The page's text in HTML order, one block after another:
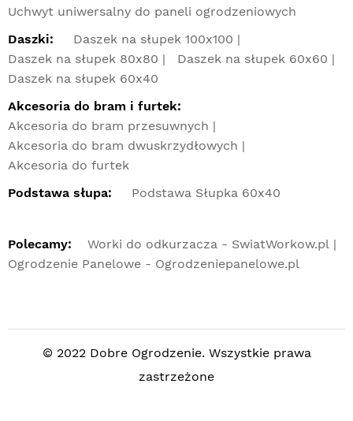
Uchwyt uniwersalny do paneli ogrodzeniowych
Daszki:
Daszek na słupek 100x100
Daszek na słupek 80x80
Daszek na słupek 60x60
Daszek na słupek 60x40
Akcesoria do bram i furtek:
Akcesoria do bram przesuwnych
Akcesoria do bram dwuskrzydłowych
Akcesoria do furtek
Podstawa słupa:
Podstawa Słupka 60x40
Polecamy:
Worki do odkurzacza - SwiatWorkow.pl
Ogrodzenie Panelowe - Ogrodzeniepanelowe.pl
© 2022 Dobre Ogrodzenie. Wszystkie prawa
zastrzeżone